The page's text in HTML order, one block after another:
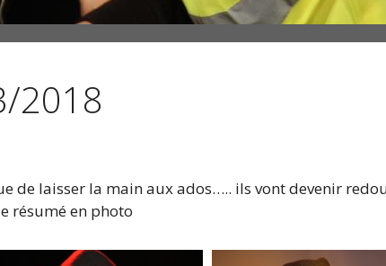
2018
de laisser la main aux ados….. ils vont devenir
résumé en photo